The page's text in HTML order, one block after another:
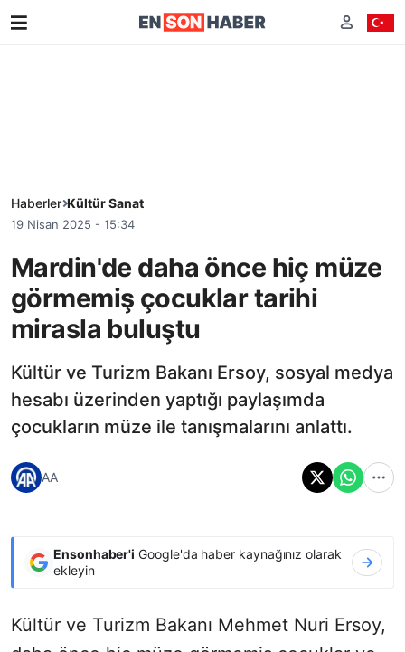
Haberler Kültür Sanat
19 Nisan 2025 - 15:34
Mardin'de daha önce hiç müze
görmemiş çocuklar tarihi
mirasla buluştu
Kültür ve Turizm Bakanı Ersoy, sosyal medya
hesabı üzerinden yaptığı paylaşımda
çocukların müze ile tanışmalarını anlattı.
AA
Ensonhaber'i Google'da haber kaynağınız olarak
ekleyin
Kültür ve Turizm Bakanı Mehmet Nuri Ersoy,